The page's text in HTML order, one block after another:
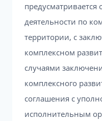
предусматривается
деятельности по
территории, с
комплексном
случаями
комплексного
соглашения с
исполнительным